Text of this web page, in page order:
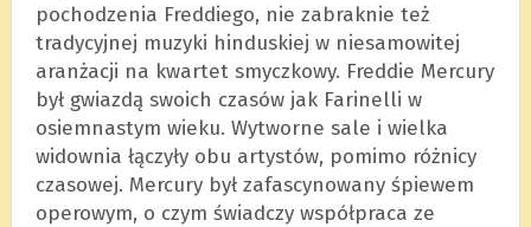
pochodzenia Freddiego, nie zabraknie też
tradycyjnej muzyki hinduskiej w niesamowitej
aranżacji na kwartet smyczkowy. Freddie Mercury
był gwiazdą swoich czasów jak Farinelli w
osiemnastym wieku. Wytworne sale i wielka
widownia łączyły obu artystów, pomimo różnicy
czasowej. Mercury był zafascynowany śpiewem
operowym, o czym świadczy współpraca ze